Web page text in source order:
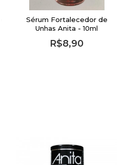
Sérum Fortalecedor de
Unhas Anita - 10ml
R$8,90